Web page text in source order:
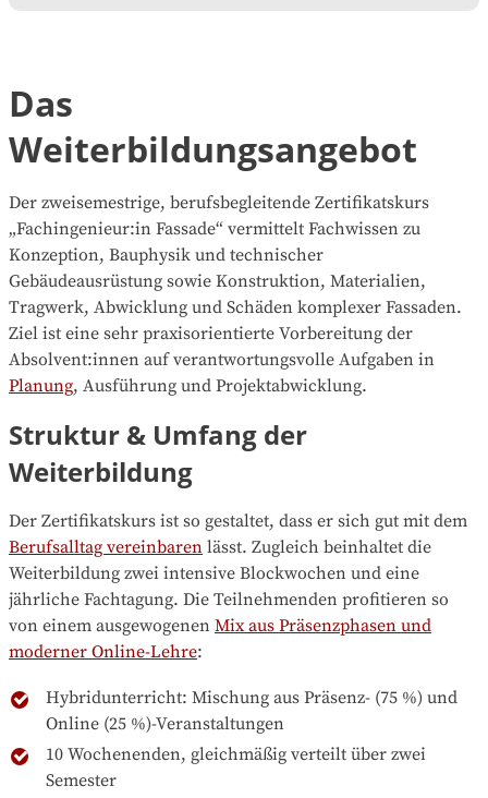
Das
Weiterbildungsangebot
Der zweisemestrige, berufsbegleitende Zertifikatskurs
„Fachingenieur:in Fassade“ vermittelt Fachwissen zu
Konzeption, Bauphysik und technischer
Gebäudeausrüstung sowie Konstruktion, Materialien,
Tragwerk, Abwicklung und Schäden komplexer Fassaden.
Ziel ist eine sehr praxisorientierte Vorbereitung der
Absolvent:innen auf verantwortungsvolle Aufgaben in
Planung, Ausführung und Projektabwicklung.
Struktur & Umfang der
Weiterbildung
Der Zertifikatskurs ist so gestaltet, dass er sich gut mit dem
Berufsalltag vereinbaren lässt. Zugleich beinhaltet die
Weiterbildung zwei intensive Blockwochen und eine
jährliche Fachtagung. Die Teilnehmenden profitieren so
von einem ausgewogenen Mix aus Präsenzphasen und
moderner Online-Lehre:
Hybridunterricht: Mischung aus Präsenz- (75 %) und
Online (25 %)-Veranstaltungen
10 Wochenenden, gleichmäßig verteilt über zwei
Semester